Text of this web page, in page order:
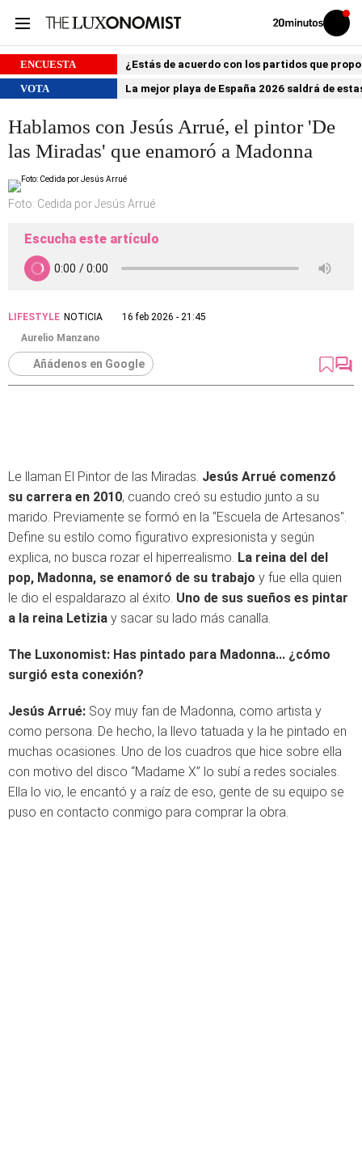
Volver
Iniciar
sesión
ENCUESTA
¿Estás de acuerdo con los partidos que
VOTA
La mejor playa de España 2026 saldrá de
Hablamos con Jesús Arrué, el pintor 'De
las Miradas' que enamoró a Madonna
Foto: Cedida por Jesús Arrué
Escucha este artículo
LIFESTYLE NOTICIA
16 feb 2026 - 21:45
Aurelio Manzano
Añádenos en Google
Le llaman El Pintor de las Miradas. Jesús Arrué comenzó
su carrera en 2010, cuando creó su estudio junto a su
marido. Previamente se formó en la “Escuela de Artesanos".
Define su estilo como figurativo expresionista y según
explica, no busca rozar el hiperrealismo. La reina del del
pop, Madonna, se enamoró de su trabajo y fue ella quien
le dio el espaldarazo al éxito. Uno de sus sueños es pintar
a la reina Letizia y sacar su lado más canalla.
The Luxonomist: Has pintado para Madonna... ¿cómo
surgió esta conexión?
Jesús Arrué: Soy muy fan de Madonna, como artista y
como persona. De hecho, la llevo tatuada y la he pintado en
muchas ocasiones. Uno de los cuadros que hice sobre ella
con motivo del disco “Madame X” lo subí a redes sociales.
Ella lo vio, le encantó y a raíz de eso, gente de su equipo se
puso en contacto conmigo para comprar la obra.